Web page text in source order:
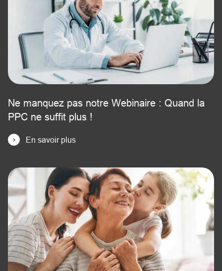
Ne manquez pas notre Webinaire : Quand la
PPC ne suffit plus !
En savoir plus